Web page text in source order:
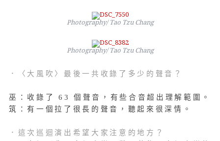
Photography/ Tao Tzu Chang
Photography/ Tao Tzu Chang
．〈大風吹〉最後一共收錄了多少的聲音？
巫：收錄了 63 個聲音，有些合音超出理解範圍。
筑：有一個拉了很長的聲音，聽起來很深情。
．這次巡迴演出希望大家注意的地方？